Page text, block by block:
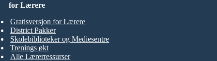
for Lærere
Gratisversjon for Lærere
District Pakker
Skolebiblioteker og Mediesentre
Trenings økt
Alle Lærerressurser